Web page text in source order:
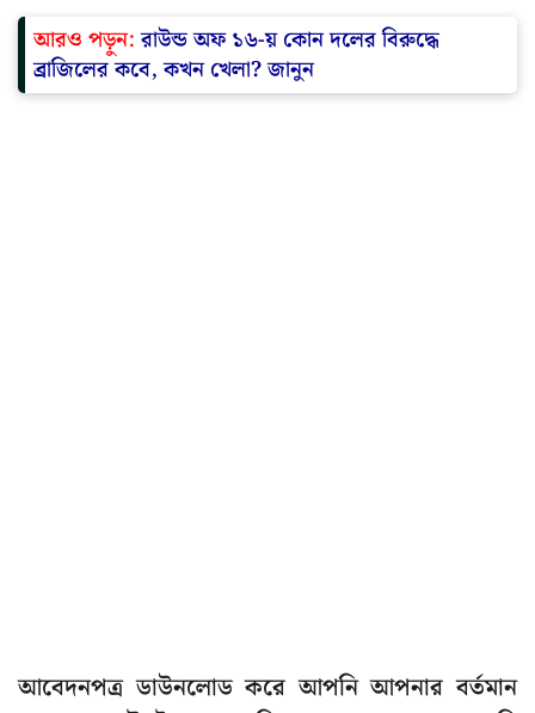
আরও পড়ুন:রাউন্ড অফ ১৬-য় কোন দলের বিরুদ্ধে
ব্রাজিলের কবে, কখন খেলা? জানুন
আবেদনপত্র ডাউনলোড করে আপনি আপনার বর্তমান